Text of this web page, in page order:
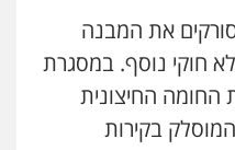
את המבנה
חוקי נוסף. במסגרת
החומה החיצונית
בקירות
משרד עורכי דין
אסירים תעבורה